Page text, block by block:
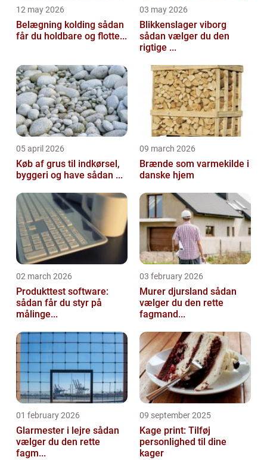
12 may 2026
Belægning kolding sådan
får du holdbare og flotte...
03 may 2026
Blikkenslager viborg
sådan vælger du den
rigtige ...
05 april 2026
Køb af grus til indkørsel,
byggeri og have sådan ...
09 march 2026
Brænde som varmekilde i
danske hjem
02 march 2026
Produkttest software:
sådan får du styr på
målinge...
03 february 2026
Murer djursland sådan
vælger du den rette
fagmand...
01 february 2026
Glarmester i lejre sådan
vælger du den rette
fagm...
09 september 2025
Kage print: Tilføj
personlighed til dine
kager